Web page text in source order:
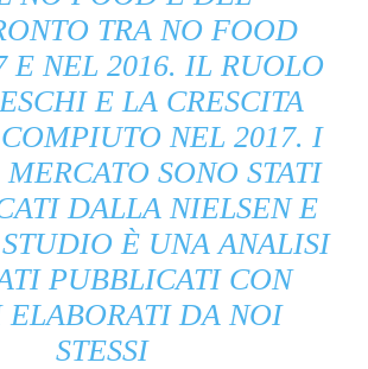
TRA NO FOOD
E NEL 2016. IL RUOLO
E LA CRESCITA
NEL 2017. I
SONO STATI
DALLA NIELSEN E
È UNA ANALISI
PUBBLICATI CON
ELABORATI DA NOI
STESSI